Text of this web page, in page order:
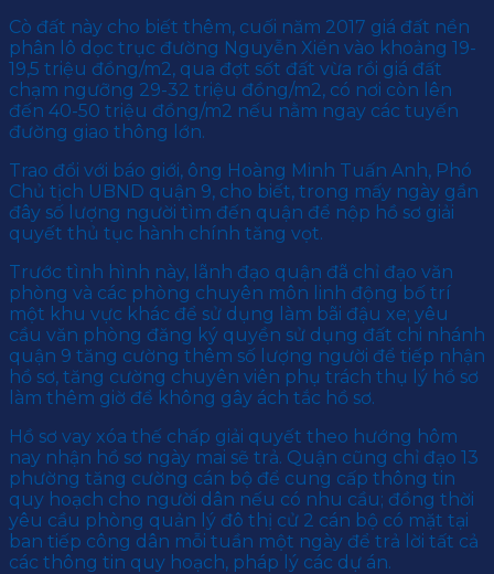
Cò đất này cho biết thêm, cuối năm 2017 giá đất nền
phân lô dọc trục đường Nguyễn Xiển vào khoảng 19-
19,5 triệu đồng/m2, qua đợt sốt đất vừa rồi giá đất
chạm ngưỡng 29-32 triệu đồng/m2, có nơi còn lên
đến 40-50 triệu đồng/m2 nếu nằm ngay các tuyến
đường giao thông lớn.
Trao đổi với báo giới, ông Hoàng Minh Tuấn Anh, Phó
Chủ tịch UBND quận 9, cho biết, trong mấy ngày gần
đây số lượng người tìm đến quận để nộp hồ sơ giải
quyết thủ tục hành chính tăng vọt.
Trước tình hình này, lãnh đạo quận đã chỉ đạo văn
phòng và các phòng chuyên môn linh động bố trí
một khu vực khác để sử dụng làm bãi đậu xe; yêu
cầu văn phòng đăng ký quyền sử dụng đất chi nhánh
quận 9 tăng cường thêm số lượng người để tiếp nhận
hồ sơ, tăng cường chuyên viên phụ trách thụ lý hồ sơ
làm thêm giờ để không gây ách tắc hồ sơ.
Hồ sơ vay xóa thế chấp giải quyết theo hướng hôm
nay nhận hồ sơ ngày mai sẽ trả. Quận cũng chỉ đạo 13
phường tăng cường cán bộ để cung cấp thông tin
quy hoạch cho người dân nếu có nhu cầu; đồng thời
yêu cầu phòng quản lý đô thị cử 2 cán bộ có mặt tại
ban tiếp công dân mỗi tuần một ngày để trả lời tất cả
các thông tin quy hoạch, pháp lý các dự án.